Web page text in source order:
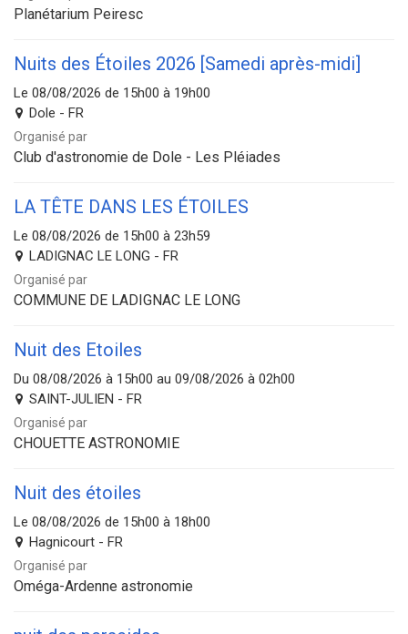
Planétarium Peiresc
Nuits des Étoiles 2026 [Samedi après-midi]
Le 08/08/2026 de 15h00 à 19h00
Dole - FR
Organisé par
Club d'astronomie de Dole - Les Pléiades
LA TÊTE DANS LES ÉTOILES
Le 08/08/2026 de 15h00 à 23h59
LADIGNAC LE LONG - FR
Organisé par
COMMUNE DE LADIGNAC LE LONG
Nuit des Etoiles
Du 08/08/2026 à 15h00 au 09/08/2026 à 02h00
SAINT-JULIEN - FR
Organisé par
CHOUETTE ASTRONOMIE
Nuit des étoiles
Le 08/08/2026 de 15h00 à 18h00
Hagnicourt - FR
Organisé par
Oméga-Ardenne astronomie